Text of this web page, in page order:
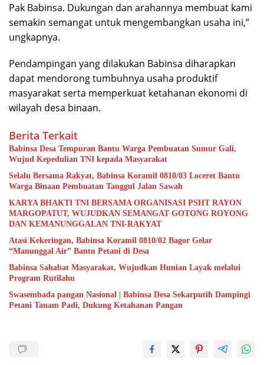
Pak Babinsa. Dukungan dan arahannya membuat kami
semakin semangat untuk mengembangkan usaha ini,”
ungkapnya.
Pendampingan yang dilakukan Babinsa diharapkan
dapat mendorong tumbuhnya usaha produktif
masyarakat serta memperkuat ketahanan ekonomi di
wilayah desa binaan.
Berita Terkait
Babinsa Desa Tempuran Bantu Warga Pembuatan Sumur Gali,
Wujud Kepedulian TNI kepada Masyarakat
Selalu Bersama Rakyat, Babinsa Koramil 0810/03 Loceret Bantu
Warga Binaan Pembuatan Tanggul Jalan Sawah
KARYA BHAKTI TNI BERSAMA ORGANISASI PSHT RAYON
MARGOPATUT, WUJUDKAN SEMANGAT GOTONG ROYONG
DAN KEMANUNGGALAN TNI-RAKYAT
Atasi Kekeringan, Babinsa Koramil 0810/02 Bagor Gelar
“Manunggal Air” Bantu Petani di Desa
Babinsa Sahabat Masyarakat, Wujudkan Hunian Layak melalui
Program Rutilahu
Swasembada pangan Nasional | Babinsa Desa Sekarputih Dampingi
Petani Tanam Padi, Dukung Ketahanan Pangan